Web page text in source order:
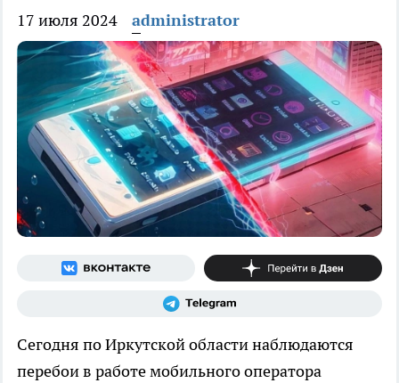
17 июля 2024 administrator
Сегодня по Иркутской области наблюдаются
перебои в работе мобильного оператора